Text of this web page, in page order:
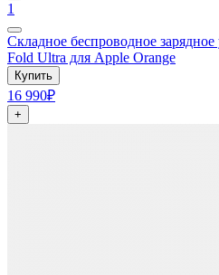
1
Складное беспроводное
Fold Ultra для Apple Orange
Купить
16 990₽
+